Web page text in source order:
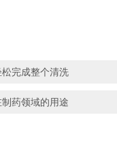
完成整个清洗
药领域的用途